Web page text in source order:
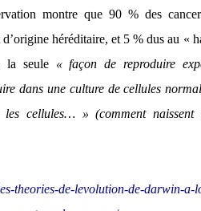
montre que 90 % des
héréditaire, et 5 % dus au «
la seule « façon de reproduire
dans une culture de cellules
cellules… » (comment naissent
theories-de-levolution-de-darwin-a-